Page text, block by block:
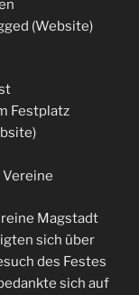
(Website)
Festplatz
Magstadt
sich über
des Festes
sich auf